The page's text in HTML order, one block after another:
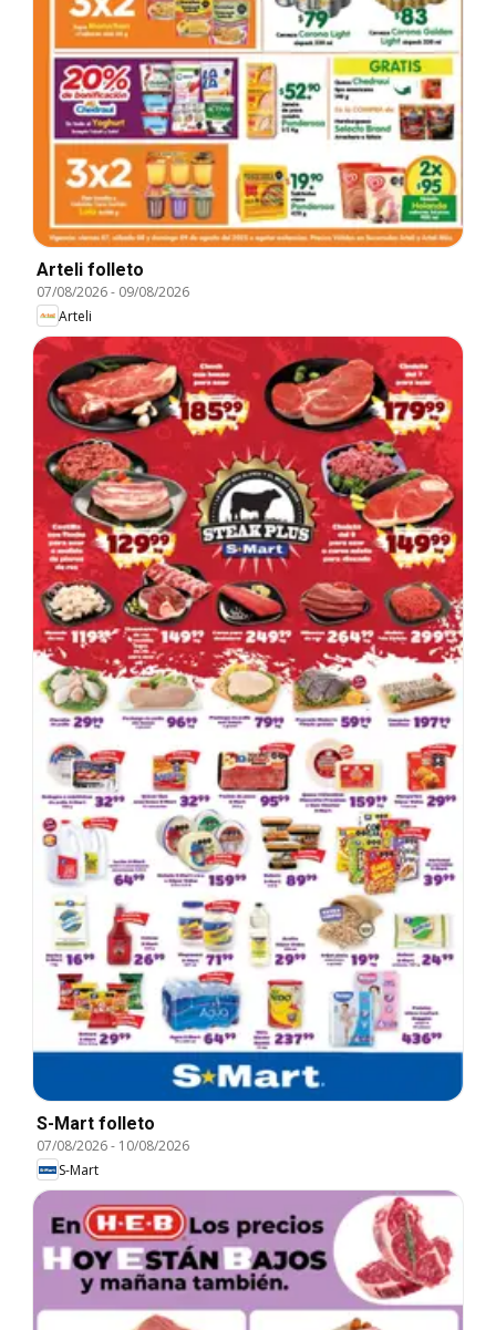
Arteli folleto
07/08/2026- 09/08/2026
Arteli
S-Mart folleto
07/08/2026- 10/08/2026
S-Mart